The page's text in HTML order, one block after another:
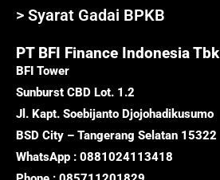
> Syarat Gadai BPKB
PT BFI Finance Indonesia Tbk
BFI Tower
Sunburst CBD Lot. 1.2
Jl. Kapt. Soebijanto Djojohadikusumo
BSD City – Tangerang Selatan 15322
WhatsApp : 0881024113418